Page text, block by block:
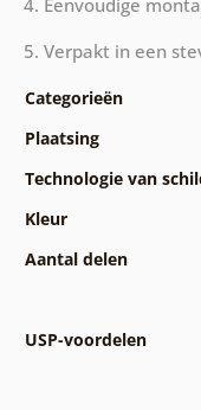
5. Verpakt in een
Categorieën
Plaatsing
Technologie van
Kleur
Aantal delen
USP-voordelen